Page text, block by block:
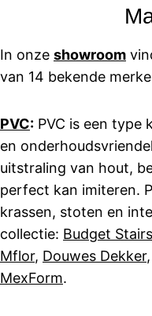
In onze showroom
van 14 bekende
PVC: PVC is een type
en
uitstraling van hout,
perfect kan imiteren.
krassen, stoten en
collectie: Budget Stairs
Mflor, Douwes Dekker,
MexForm.